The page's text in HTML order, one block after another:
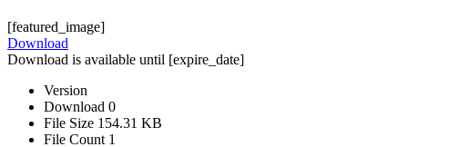
[featured_image]
Download
Download is available until [expire_date]
Version
Download 0
File Size 154.31 KB
File Count 1